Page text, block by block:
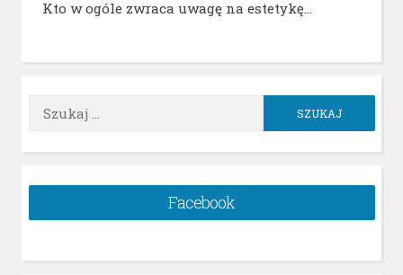
Kto w ogóle zwraca uwagę na estetykę…
Szukaj:
Facebook